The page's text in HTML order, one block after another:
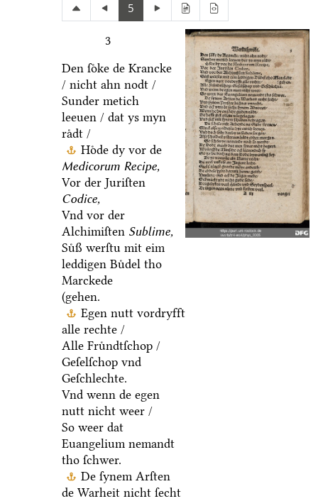
5
3
Den ſoͤke de Krancke
/ nicht ahn nodt /
Sunder metich
leeuen / dat ys myn
raͤdt /
Hoͤde dy vor de
Medicorum Recipe,
Vor der Juriſten
Codice,
Vnd vor der
Alchimiſten Sublime,
Suͤß werſtu mit eim
leddigen Buͤdel tho
Marckede
(gehen.
Egen nutt vordryfft
alle rechte /
Alle Fruͤndtſchop /
Geſelſchop vnd
Geſchlechte.
Vnd wenn de egen
nutt nicht weer /
So weer dat
Euangelium nemandt
tho ſchwer.
De ſynem Arſten
de Warheit nicht ſecht